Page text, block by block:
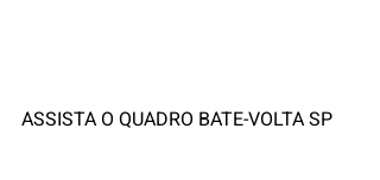
ASSISTA O QUADRO BATE-VOLTA SP